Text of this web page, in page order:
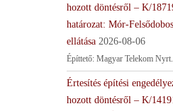
hozott döntésről – K/
határozat: Mór-
ellátása 2026-08-06
Építtető: Magyar Telekom Nyrt.
Értesítés építési
hozott döntésről – K/